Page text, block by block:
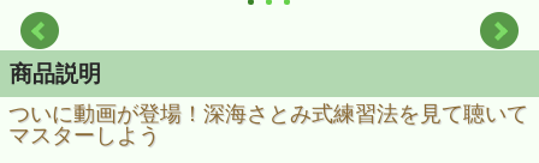
商品説明
ついに動画が登場！深海さとみ式練習法を見て聴いて
マスターしよう